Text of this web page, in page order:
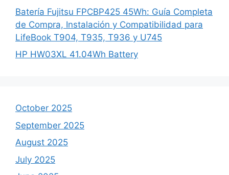
Batería Fujitsu FPCBP425 45Wh: Guía Completa
de Compra, Instalación y Compatibilidad para
LifeBook T904, T935, T936 y U745
HP HW03XL 41.04Wh Battery
October 2025
September 2025
August 2025
July 2025